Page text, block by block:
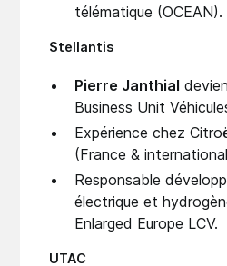
télématique (OCEAN).
Stellantis
Pierre Janthial
Business Unit
Expérience chez
(France &
Responsable
électrique et
Enlarged Europe LCV.
UTAC